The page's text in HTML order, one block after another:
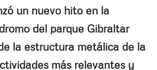
un nuevo hito en la
del parque Gibraltar
la estructura metálica de la
más relevantes y